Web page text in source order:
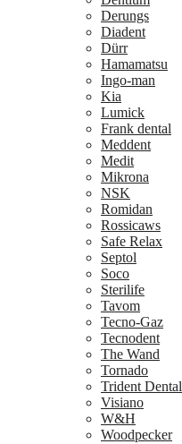
Derungs
Diadent
Dürr
Hamamatsu
Ingo-man
Kia
Lumick
Frank dental
Meddent
Medit
Mikrona
NSK
Romidan
Rossicaws
Safe Relax
Septol
Soco
Sterilife
Tavom
Tecno-Gaz
Tecnodent
The Wand
Tornado
Trident Dental
Visiano
W&H
Woodpecker